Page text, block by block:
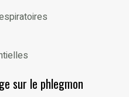
sur le phlegmon